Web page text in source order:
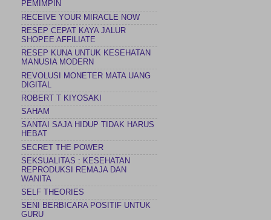
PEMIMPIN
RECEIVE YOUR MIRACLE NOW
RESEP CEPAT KAYA JALUR
SHOPEE AFFILIATE
RESEP KUNA UNTUK KESEHATAN
MANUSIA MODERN
REVOLUSI MONETER MATA UANG
DIGITAL
ROBERT T KIYOSAKI
SAHAM
SANTAI SAJA HIDUP TIDAK HARUS
HEBAT
SECRET THE POWER
SEKSUALITAS : KESEHATAN
REPRODUKSI REMAJA DAN
WANITA
SELF THEORIES
SENI BERBICARA POSITIF UNTUK
GURU